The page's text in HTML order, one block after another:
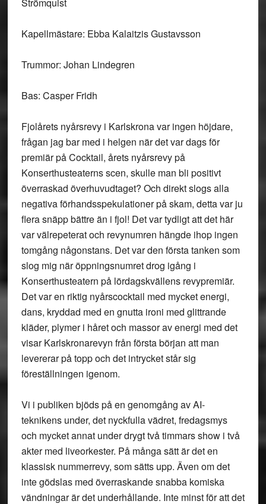
Kapellmästare: Ebba Kalaitzis Gustavsson
Trummor: Johan Lindegren
Bas: Casper Fridh
Fjolårets nyårsrevy i Karlskrona var ingen höjdare,
frågan jag bar med i helgen när det var dags för
premiär på Cocktail, årets nyårsrevy på
Konserthusteaterns scen, skulle man bli positivt
överraskad överhuvudtaget? Och direkt slogs alla
negativa förhandsspekulationer på skam, detta var ju
flera snäpp bättre än i fjol! Det var tydligt att det här
var välrepeterat och revynumren hängde ihop ingen
tomgång någonstans. Det var den första tanken som
slog mig när öppningsnumret drog igång i
Konserthusteatern på lördagskvällens revypremiär.
Det var en riktig nyårscocktail med mycket energi,
dans, kryddad med en gnutta ironi med glittrande
kläder, plymer i håret och massor av energi med det
visar Karlskronarevyn från första början att man
levererar på topp och det intrycket står sig
föreställningen igenom.
Vi i publiken bjöds på en genomgång av AI-
teknikens under, det nyckfulla vädret, fredagsmys
och mycket annat under drygt två timmars show i två
akter med liveorkester. På många sätt är det en
klassisk nummerrevy, som sätts upp. Även om det
inte gödslas med överraskande snabba komiska
vändningar är det underhållande. Inte minst för att det